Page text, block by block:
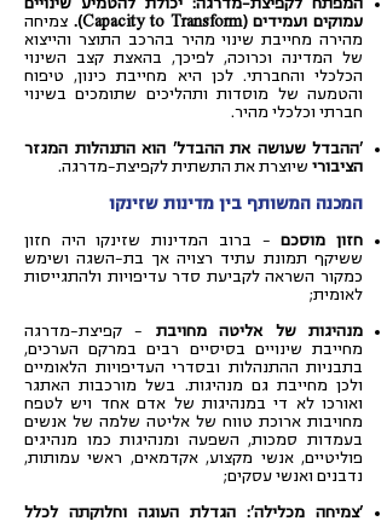
המפתח לקפיצת-מדרגה: יכולת להטמיע שינויים
עמוקים ועמידים (Capacity to Transform).
צמיחה
מהירה מחייבת שינוי מהיר בהרכב התוצר והייצוא
של המדינה וכרוכה, לפיכך, בהאצת קצב השינוי
הכלכלי והחברתי. לכן היא מחייבת כינון, טיפוח
והטמעה של מוסדות ותהליכים שתומכים בשינוי
חברתי וכלכלי מהיר.
'ההבדל שעושה את ההבדל' הוא התנהלות המגזר
הציבורי שיוצרת את התשתית לקפיצת-מדרגה.
המכנה המשותף בין מדינות שזינקו
חזון מוסכם– ברוב המדינות שזינקו היה חזון
ששיקף תמונת עתיד רצויה אך בת-השגה ושימש
כמקור השראה לקביעת סדר עדיפויות ולהתגייסות
לאומית;
מנהיגות של אליטה מחויבת
– קפיצת-מדרגה
מחייבת שינויים בסיסיים רבים במרקם הערכים,
בתבניות ההתנהלות ובסדרי העדיפויות הלאומיים
ולכן מחייבת גם מנהיגות. בשל מורכבות האתגר
ואורכו לא די במנהיגות של אדם אחד ויש לטפח
מחויבות ארוכת טווח של אליטה שלמה של אנשים
בעמדות סמכות, השפעה ומנהיגות כמו מנהיגים
פוליטיים, אנשי מקצוע, אקדמאים, ראשי עמותות,
נדבנים ואנשי עסקים;
'צמיחה מכלילה': הגדלת העוגה וחלוקתה לכלל